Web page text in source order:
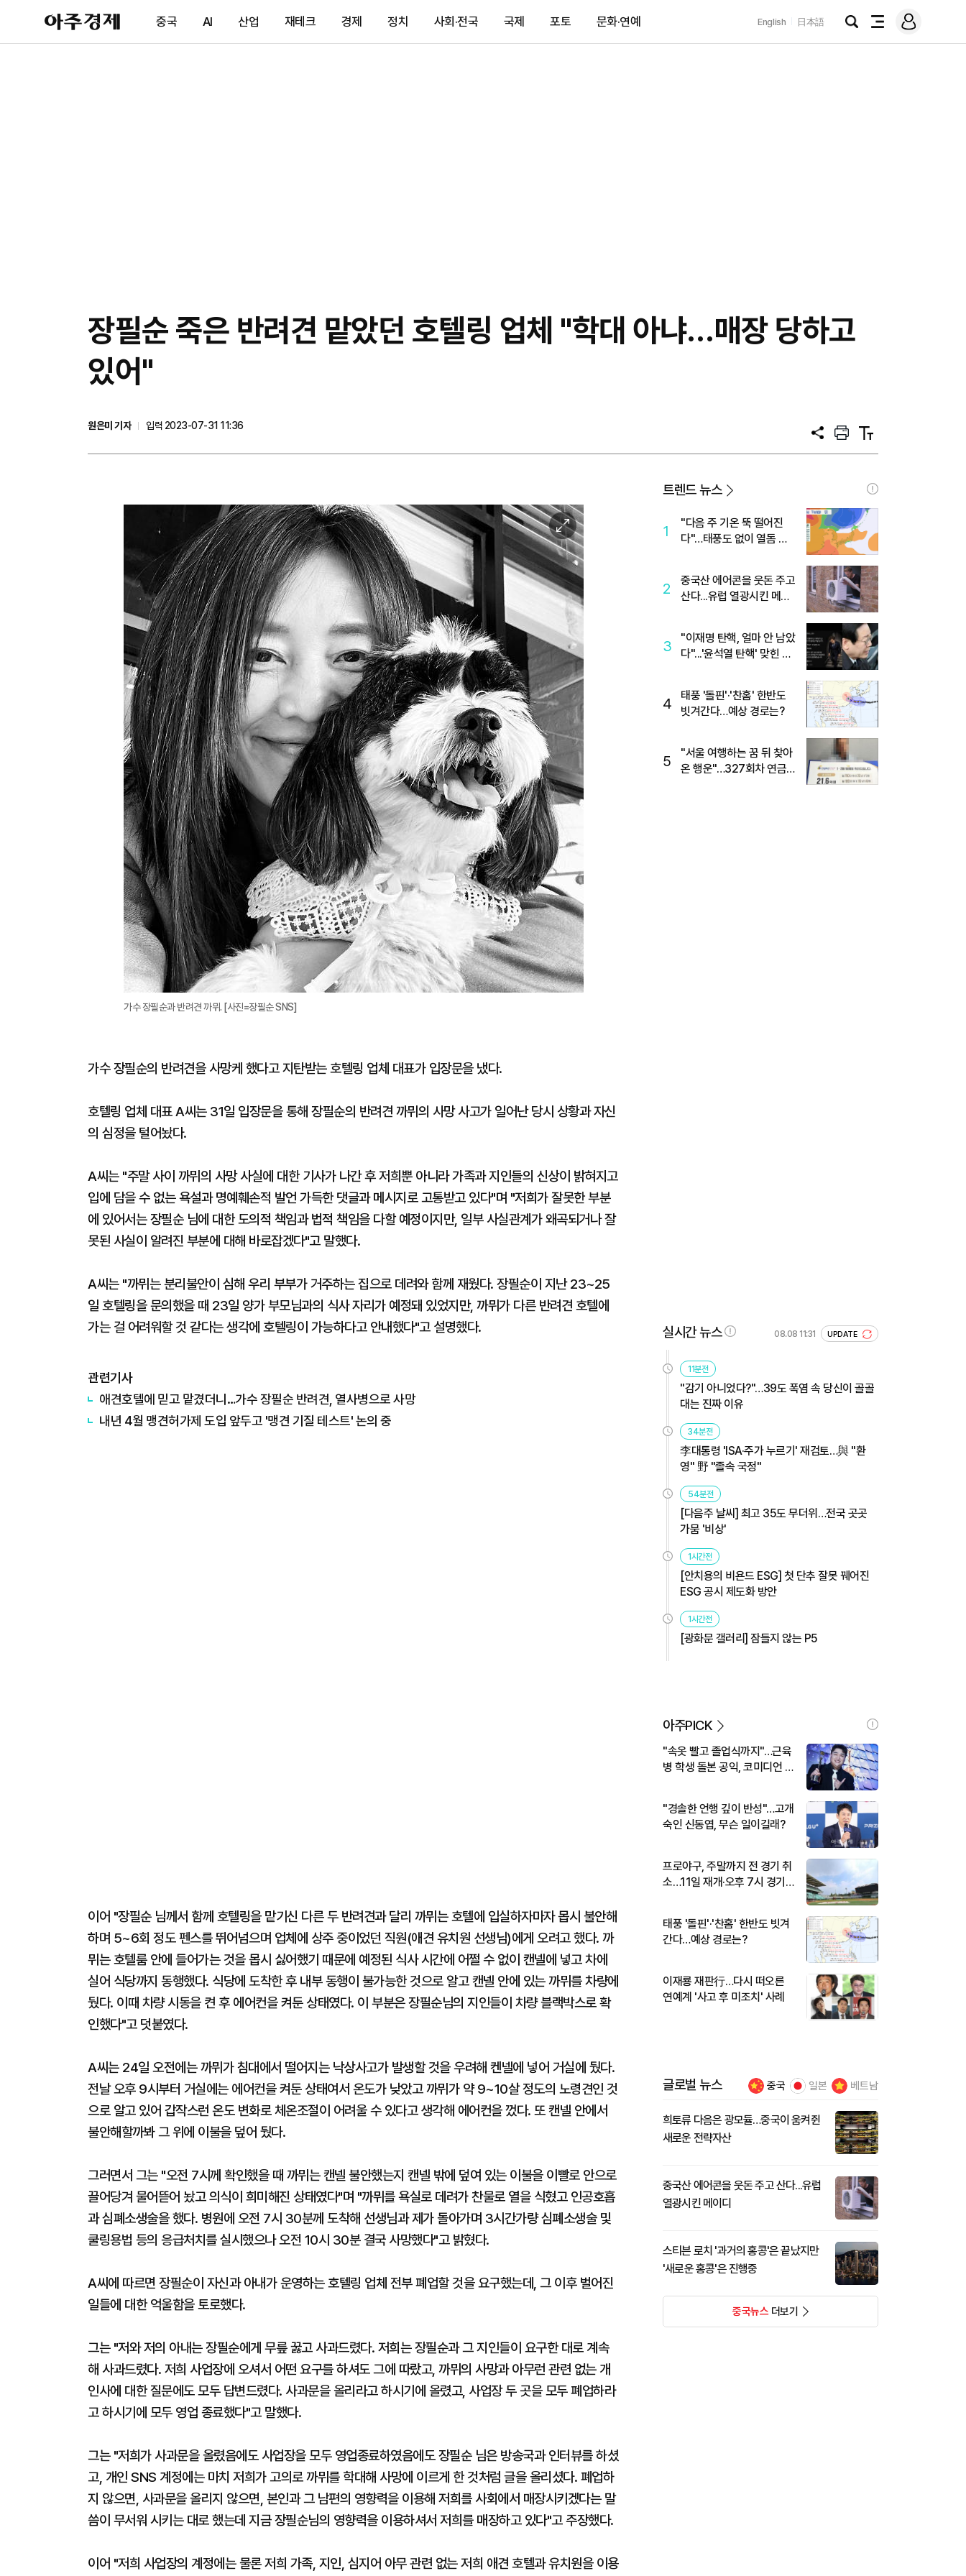
아
주
제
중국 AI 산업 재테크 경제 정치 사회·전국 국제 포토 문화·연예 English 日本語
검
전
메
그
장필순 죽은 반려견 맡았던 호텔링 업체 "학대 아냐…매장 당하고
있어"
원은미 기자
입력 2023-07-31 11:36
공
프
트
텍
트
이
미
지
확
가수 장필순과 반려견 까뮈. [사진=장필순 SNS]
가수 장필순의 반려견을 사망케 했다고 지탄받는 호텔링 업체 대표가 입장문을 냈다.
호텔링 업체 대표 A씨는 31일 입장문을 통해 장필순의 반려견 까뮈의 사망 사고가 일어난 당시 상황과 자신
의 심정을 털어놨다.
A씨는 "주말 사이 까뮈의 사망 사실에 대한 기사가 나간 후 저희뿐 아니라 가족과 지인들의 신상이 밝혀지고
입에 담을 수 없는 욕설과 명예훼손적 발언 가득한 댓글과 메시지로 고통받고 있다"며 "저희가 잘못한 부분
에 있어서는 장필순 님에 대한 도의적 책임과 법적 책임을 다할 예정이지만, 일부 사실관계가 왜곡되거나 잘
못된 사실이 알려진 부분에 대해 바로잡겠다"고 말했다.
A씨는 "까뮈는 분리불안이 심해 우리 부부가 거주하는 집으로 데려와 함께 재웠다. 장필순이 지난 23~25
일 호텔링을 문의했을 때 23일 양가 부모님과의 식사 자리가 예정돼 있었지만, 까뮈가 다른 반려견 호텔에
가는 걸 어려워할 것 같다는 생각에 호텔링이 가능하다고 안내했다"고 설명했다.
관련기사
애견호텔에 믿고 맡겼더니…가수 장필순 반려견, 열사병으로 사망
내년 4월 맹견허가제 도입 앞두고 '맹견 기질 테스트' 논의 중
이어 "장필순 님께서 함께 호텔링을 맡기신 다른 두 반려견과 달리 까뮈는 호텔에 입실하자마자 몹시 불안해
하며 5~6회 정도 펜스를 뛰어넘으며 업체에 상주 중이었던 직원(애견 유치원 선생님)에게 오려고 했다. 까
뮈는 호텔룸 안에 들어가는 것을 몹시 싫어했기 때문에 예정된 식사 시간에 어쩔 수 없이 캔넬에 넣고 차에
실어 식당까지 동행했다. 식당에 도착한 후 내부 동행이 불가능한 것으로 알고 캔넬 안에 있는 까뮈를 차량에
뒀다. 이때 차량 시동을 켠 후 에어컨을 켜둔 상태였다. 이 부분은 장필순님의 지인들이 차량 블랙박스로 확
인했다"고 덧붙였다.
A씨는 24일 오전에는 까뮈가 침대에서 떨어지는 낙상사고가 발생할 것을 우려해 켄넬에 넣어 거실에 뒀다.
전날 오후 9시부터 거실에는 에어컨을 켜둔 상태여서 온도가 낮았고 까뮈가 약 9~10살 정도의 노령견인 것
으로 알고 있어 갑작스런 온도 변화로 체온조절이 어려울 수 있다고 생각해 에어컨을 껐다. 또 캔넬 안에서
불안해할까봐 그 위에 이불을 덮어 뒀다.
그러면서 그는 "오전 7시께 확인했을 때 까뮈는 캔넬 불안했는지 캔넬 밖에 덮여 있는 이불을 이빨로 안으로
끌어당겨 물어뜯어 놨고 의식이 희미해진 상태였다"며 "까뮈를 욕실로 데려가 찬물로 열을 식혔고 인공호흡
과 심폐소생술을 했다. 병원에 오전 7시 30분께 도착해 선생님과 제가 돌아가며 3시간가량 심폐소생술 및
쿨링용법 등의 응급처치를 실시했으나 오전 10시 30분 결국 사망했다"고 밝혔다.
A씨에 따르면 장필순이 자신과 아내가 운영하는 호텔링 업체 전부 폐업할 것을 요구했는데, 그 이후 벌어진
일들에 대한 억울함을 토로했다.
그는 "저와 저의 아내는 장필순에게 무릎 꿇고 사과드렸다. 저희는 장필순과 그 지인들이 요구한 대로 계속
해 사과드렸다. 저희 사업장에 오셔서 어떤 요구를 하셔도 그에 따랐고, 까뮈의 사망과 아무런 관련 없는 개
인사에 대한 질문에도 모두 답변드렸다. 사과문을 올리라고 하시기에 올렸고, 사업장 두 곳을 모두 폐업하라
고 하시기에 모두 영업 종료했다"고 말했다.
그는 "저희가 사과문을 올렸음에도 사업장을 모두 영업종료하였음에도 장필순 님은 방송국과 인터뷰를 하셨
고, 개인 SNS 계정에는 마치 저희가 고의로 까뮈를 학대해 사망에 이르게 한 것처럼 글을 올리셨다. 폐업하
지 않으면, 사과문을 올리지 않으면, 본인과 그 남편의 영향력을 이용해 저희를 사회에서 매장시키겠다는 말
씀이 무서워 시키는 대로 했는데 지금 장필순님의 영향력을 이용하셔서 저희를 매장하고 있다"고 주장했다.
이어 "저희 사업장의 계정에는 물론 저희 가족, 지인, 심지어 아무 관련 없는 저희 애견 호텔과 유치원을 이용
트렌드 뉴스
1
"다음 주 기온 뚝 떨어진
다"…태풍도 없이 열돔 박
2
중국산 에어콘을 웃돈 주고
산다...유럽 열광시킨 메이
3
"이재명 탄핵, 얼마 안 남았
다"...'윤석열 탄핵' 맞힌 무
4
태풍 '돌핀'·'찬홈' 한반도
빗겨간다…예상 경로는?
5
"서울 여행하는 꿈 뒤 찾아
온 행운"…327회차 연금
실시간 뉴스 08.08 11:31 UPDATE
11분전
"감기 아니었다?"…39도 폭염 속 당신이 골골
대는 진짜 이유
34분전
李대통령 'ISA·주가 누르기' 재검토…與 "환
영" 野 "졸속 국정"
54분전
[다음주 날씨] 최고 35도 무더위…전국 곳곳
가뭄 '비상'
1시간전
[안치용의 비욘드 ESG] 첫 단추 잘못 꿰어진
ESG 공시 제도화 방안
1시간전
[광화문 갤러리] 잠들지 않는 P5
아주PICK
"속옷 빨고 졸업식까지"…근육
병 학생 돌본 공익, 코미디언 김
"경솔한 언행 깊이 반성"…고개
숙인 신동엽, 무슨 일이길래?
프로야구, 주말까지 전 경기 취
소…11일 재개·오후 7시 경기
태풍 '돌핀'·'찬홈' 한반도 빗겨
간다…예상 경로는?
이재룡 재판行…다시 떠오른
연예계 '사고 후 미조치' 사례
글로벌 뉴스 중국 일본 베트남
희토류 다음은 광모듈…중국이 움켜쥔
새로운 전략자산
중국산 에어콘을 웃돈 주고 산다...유럽
열광시킨 메이디
스티븐 로치 '과거의 홍콩'은 끝났지만
'새로운 홍콩'은 진행중
중국뉴스더보기